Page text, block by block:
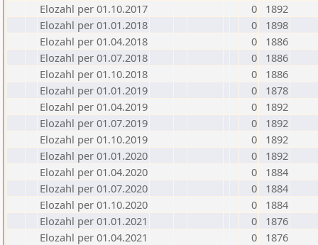
Elozahl per 01.10.2017
0
1892
Elozahl per 01.01.2018
0
1898
Elozahl per 01.04.2018
0
1886
Elozahl per 01.07.2018
0
1886
Elozahl per 01.10.2018
0
1886
Elozahl per 01.01.2019
0
1878
Elozahl per 01.04.2019
0
1892
Elozahl per 01.07.2019
0
1892
Elozahl per 01.10.2019
0
1892
Elozahl per 01.01.2020
0
1892
Elozahl per 01.04.2020
0
1884
Elozahl per 01.07.2020
0
1884
Elozahl per 01.10.2020
0
1884
Elozahl per 01.01.2021
0
1876
Elozahl per 01.04.2021
0
1876